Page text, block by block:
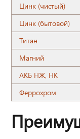
Цинк (чистый)
Цинк (бытовой)
Титан
Магний
АКБ НЖ, НК
Феррохром